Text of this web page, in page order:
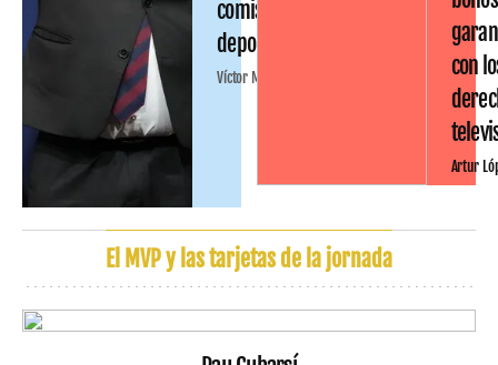
comisión
deportiva
Víctor Malo
con
Artur
El MVP y las tarjetas de la jornada